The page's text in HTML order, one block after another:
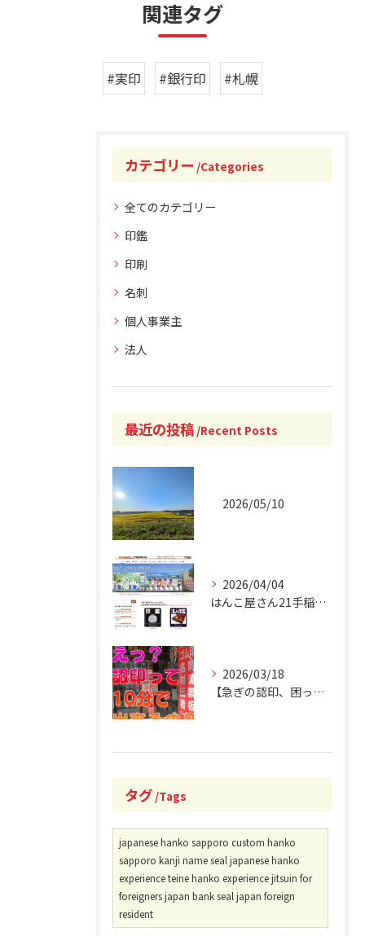
関連タグ
#実印 #銀行印 #札幌
カテゴリー Categories
全てのカテゴリー
印鑑
印刷
名刺
個人事業主
法人
最近の投稿 Recent Posts
2026/05/10
2026/04/04
はんこ屋さん21手稲駅南口店 オフィシャルホームページリニュ...
2026/03/18
【急ぎの認印、困ったことありませんか？】
タグ Tags
japanese hanko sapporo custom hanko
sapporo kanji name seal japanese hanko
experience teine hanko experience jitsuin for
foreigners japan bank seal japan foreign
resident